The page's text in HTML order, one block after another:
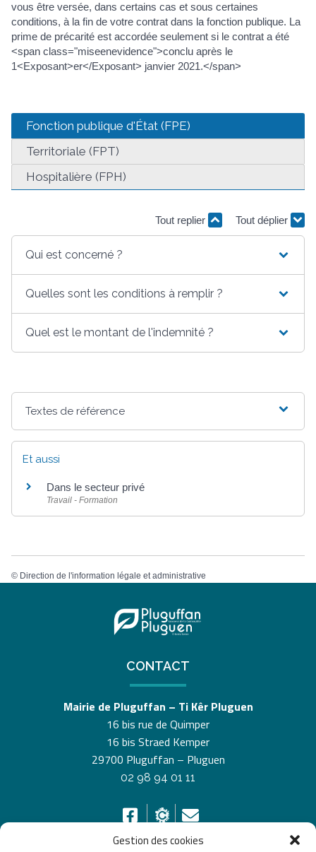
Gestion des cookies
vous être versée, dans certains cas et sous certaines
conditions, à la fin de votre contrat dans la fonction publique. La
prime de précarité est accordée seulement si le contrat a été
<span class="miseenevidence">conclu après le
1<Exposant>er</Exposant> janvier 2021.</span>
Fonction publique d'État (FPE)
Territoriale (FPT)
Hospitalière (FPH)
Tout replier Tout déplier
Qui est concerné ?
Quelles sont les conditions à remplir ?
Quel est le montant de l'indemnité ?
Textes de référence
Et aussi
Dans le secteur privé
Travail - Formation
© Direction de l'information légale et administrative
CONTACT
Mairie de Pluguffan – Ti Kêr Pluguen
16 bis rue de Quimper
16 bis Straed Kemper
29700 Pluguffan – Pluguen
02 98 94 01 11